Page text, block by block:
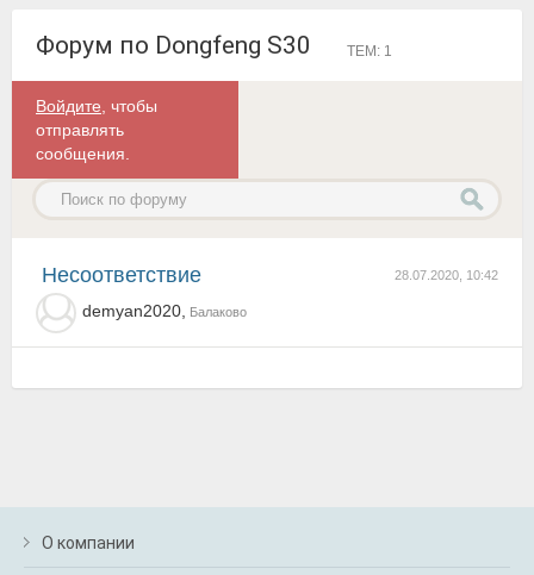
Форум по Dongfeng S30 ТЕМ: 1
Войдите , чтобы
отправлять
сообщения.
28.07.2020, 10:42
несоответствие
demyan2020, Балаково
О компании